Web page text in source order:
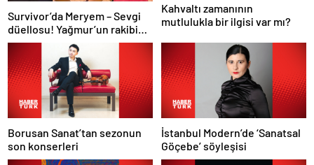
Survivor’da Meryem – Sevgi
düellosu! Yağmur’un rakibi
belli oldu
Kahvaltı zamanının
mutlulukla bir ilgisi var mı?
Borusan Sanat’tan sezonun
son konserleri
İstanbul Modern’de ‘Sanatsal
Göçebe’ söyleşisi